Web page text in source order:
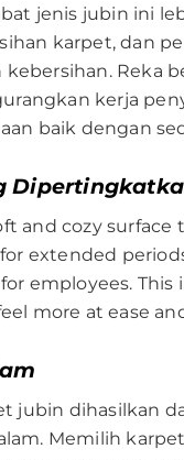
jenis jubin ini
karpet, dan
Reka
kerja
baik dengan
and cozy
extended
employees.
more at ease
jubin dihasilkan
Memilih